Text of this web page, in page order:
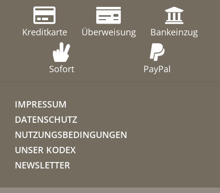
Kreditkarte Überweisung Bankeinzug
Sofort PayPal
IMPRESSUM
DATENSCHUTZ
NUTZUNGSBEDINGUNGEN
UNSER KODEX
NEWSLETTER